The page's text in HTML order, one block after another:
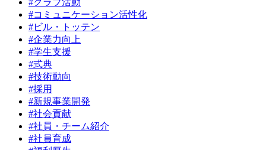
#クラブ活動
#コミュニケーション活性化
#ビル・トッテン
#企業力向上
#学生支援
#式典
#技術動向
#採用
#新規事業開発
#社会貢献
#社員・チーム紹介
#社員育成